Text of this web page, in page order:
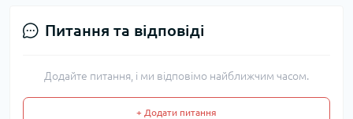
Питання та відповіді
Додайте питання, і ми відповімо найближчим часом.
+ Додати питання